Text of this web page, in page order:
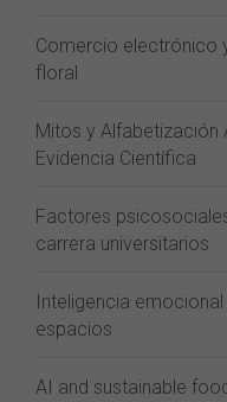
Comercio electrónico
floral
Mitos y Alfabetización
Evidencia Científica
Factores
carrera universitarios
Inteligencia
espacios
AI and sustainable